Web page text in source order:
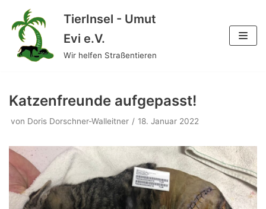
Zum
Inhalt
springen
TierInsel - Umut
Evi e.V.
Wir helfen Straßentieren
Katzenfreunde aufgepasst!
von Doris Dorschner-Walleitner 18. Januar 2022